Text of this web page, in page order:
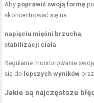
Aby poprawić swoją formę
skoncentrować się na:
napięciu mięśni brzucha,
stabilizacji ciała.
Regularne monitorowanie
się do lepszych wyników
Jakie są najczęstsze